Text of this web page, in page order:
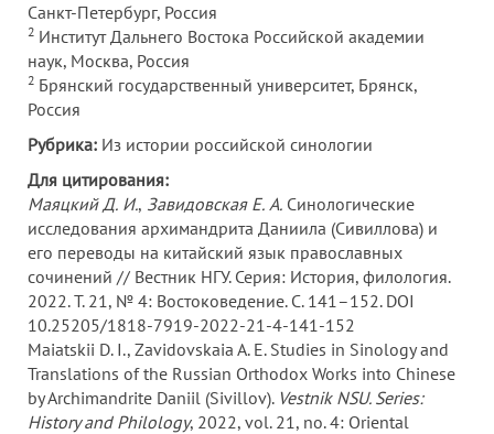
Санкт-Петербург, Россия
2 Институт Дальнего Востока Российской академии
наук, Москва, Россия
2 Брянский государственный университет, Брянск,
Россия
Рубрика: Из истории российской синологии
Для цитирования:
Маяцкий Д. И., Завидовская Е. А. Синологические
исследования архимандрита Даниила (Сивиллова) и
его переводы на китайский язык православных
сочинений // Вестник НГУ. Серия: История, филология.
2022. Т. 21, № 4: Востоковедение. С. 141–152. DOI
10.25205/1818-7919-2022-21-4-141-152
Maiatskii D. I., Zavidovskaia A. E. Studies in Sinology and
Translations of the Russian Orthodox Works into Chinese
by Archimandrite Daniil (Sivillov). Vestnik NSU. Series:
History and Philology, 2022, vol. 21, no. 4: Oriental